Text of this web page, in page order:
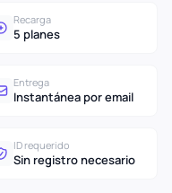
Recarga
5 planes
Entrega
Instantánea por email
ID requerido
Sin registro necesario